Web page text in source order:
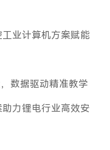
业计算机方案赋能
数据驱动精准教学
力锂电行业高效安